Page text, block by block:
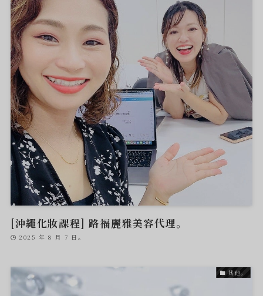
[沖繩化妝課程] 路福麗雅美容代理。
2025 年 8 月 7 日。
其他。